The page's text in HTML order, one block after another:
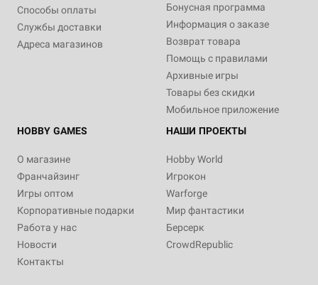
Способы оплаты
Службы доставки
Адреса магазинов
Бонусная программа
Информация о заказе
Возврат товара
Помощь с правилами
Архивные игры
Товары без скидки
Мобильное приложение
HOBBY GAMES
О магазине
Франчайзинг
Игры оптом
Корпоративные подарки
Работа у нас
Новости
Контакты
НАШИ ПРОЕКТЫ
Hobby World
Игрокон
Warforge
Мир фантастики
Берсерк
CrowdRepublic